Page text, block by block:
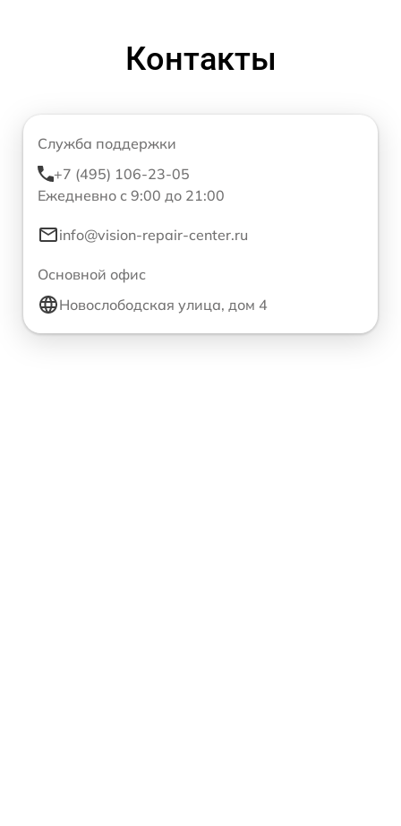
Контакты
Служба поддержки
+7 (495) 106-23-05
Ежедневно с 9:00 до 21:00
info@vision-repair-center.ru
Основной офис
Новослободская улица, дом 4